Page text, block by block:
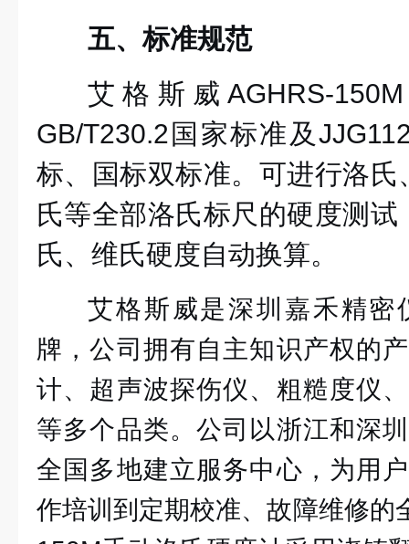
五、标准规范
艾格斯威 AGHRS-
GB/T230.2国家标准及
标、国标双标准。可进行洛
氏等全部洛氏标尺的硬度测
氏、维氏硬度自动换算。
艾格斯威是深圳嘉禾精密
牌，公司拥有自主知识产权的
计、超声波探伤仪、粗糙度仪
等多个品类。公司以浙江和深
全国多地建立服务中心，为用
作培训到定期校准、故障维修的